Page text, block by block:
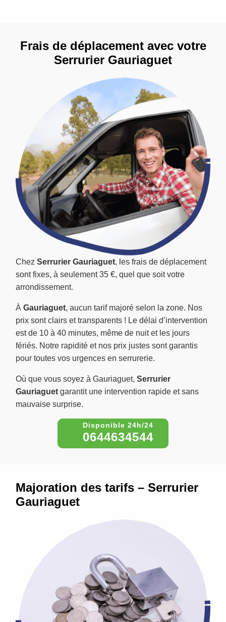
Chez Serrurier Gauriaguet, les frais de déplacement
sont fixes, à seulement 35 €, quel que soit votre
arrondissement.
À Gauriaguet, aucun tarif majoré selon la zone. Nos
prix sont clairs et transparents ! Le délai d’intervention
est de 10 à 40 minutes, même de nuit et les jours
fériés. Notre rapidité et nos prix justes sont garantis
pour toutes vos urgences en serrurerie.
Où que vous soyez à Gauriaguet, Serrurier
Gauriaguet garantit une intervention rapide et sans
mauvaise surprise.
0644634544
Frais de déplacement avec votre
Serrurier Gauriaguet
Majoration des tarifs – Serrurier
Gauriaguet